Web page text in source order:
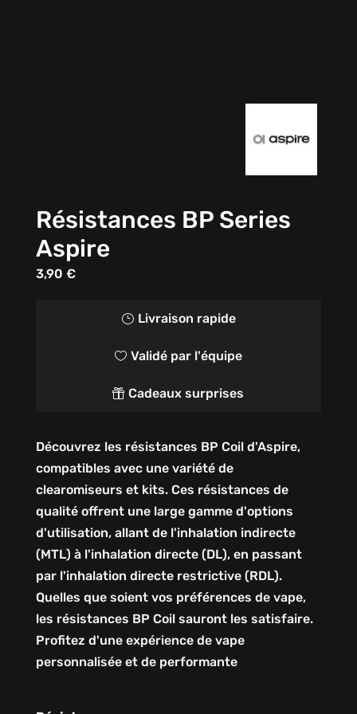
Résistances BP Series
Aspire
3,90 €
} Livraison rapide
 Validé par l'équipe
 Cadeaux surprises
Découvrez les résistances BP Coil d'Aspire,
compatibles avec une variété de
clearomiseurs et kits. Ces résistances de
qualité offrent une large gamme d'options
d'utilisation, allant de l'inhalation indirecte
(MTL) à l'inhalation directe (DL), en passant
par l'inhalation directe restrictive (RDL).
Quelles que soient vos préférences de vape,
les résistances BP Coil sauront les satisfaire.
Profitez d'une expérience de vape
personnalisée et de performante